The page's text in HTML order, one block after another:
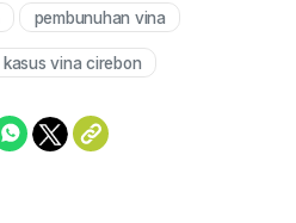
pembunuhan vina
kasus vina cirebon